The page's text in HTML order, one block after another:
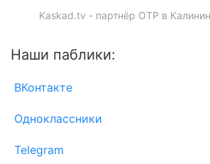
Kaskad.tv - партнёр ОТР в
Наши паблики:
ВКонтакте
Одноклассники
Telegram